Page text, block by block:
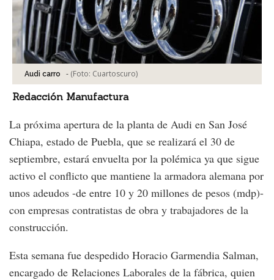
Audi carro - (Foto: Cuartoscuro)
Redacción Manufactura
La próxima apertura de la planta de Audi en San José
Chiapa, estado de Puebla, que se realizará el 30 de
septiembre, estará envuelta por la polémica ya que sigue
activo el conflicto que mantiene la armadora alemana por
unos adeudos -de entre 10 y 20 millones de pesos (mdp)-
con empresas contratistas de obra y trabajadores de la
construcción.
Esta semana fue despedido Horacio Garmendia Salman,
encargado de Relaciones Laborales de la fábrica, quien